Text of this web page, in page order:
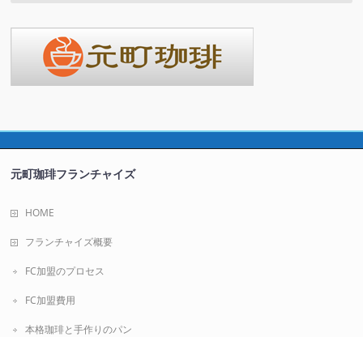
元町珈琲フランチャイズ
HOME
フランチャイズ概要
FC加盟のプロセス
FC加盟費用
本格珈琲と手作りのパン